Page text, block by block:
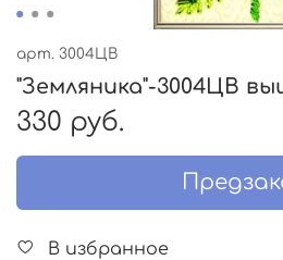
арт. 3004ЦВ
"Земляника"-3004ЦВ
330 руб.
В избранное